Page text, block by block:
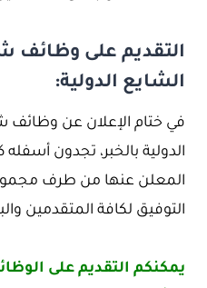
التقديم على وظائف
الشايع الدولية:
في ختام الإعلان عن
الدولية بالخبر، تجدون
المعلن عنها من طرف
التوفيق لكافة المتقدمين
يمكنكم التقديم على